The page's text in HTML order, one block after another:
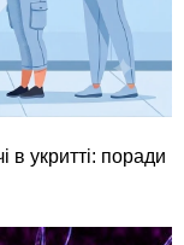
в укритті: поради